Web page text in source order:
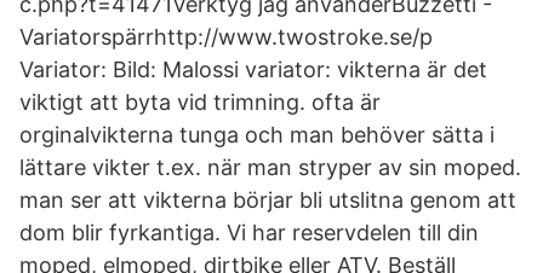
Variatorspärrhttp://www.twostroke.se/p
Variator: Bild: Malossi variator: vikterna är det
viktigt att byta vid trimning. ofta är
orginalvikterna tunga och man behöver sätta i
lättare vikter t.ex. när man stryper av sin moped.
man ser att vikterna börjar bli utslitna genom att
dom blir fyrkantiga. Vi har reservdelen till din
moped, elmoped, dirtbike eller ATV. Beställ